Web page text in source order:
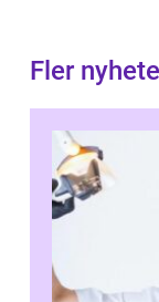
Fler